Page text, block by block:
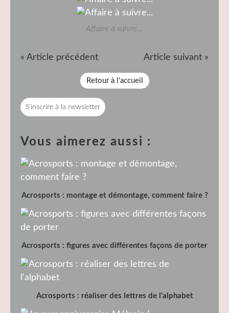
Affaire à suivre...
« Article précédent Article suivant »
Retour à l'accueil
S'inscrire à la newsletter
Vous aimerez aussi :
Acrosports : montage et démontage, comment faire ?
Acrosports : figures avec différentes façons de porter
Acrosports : réaliser des lettres de l'alphabet